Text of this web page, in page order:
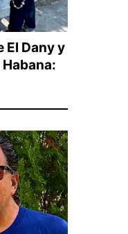
El Dany y